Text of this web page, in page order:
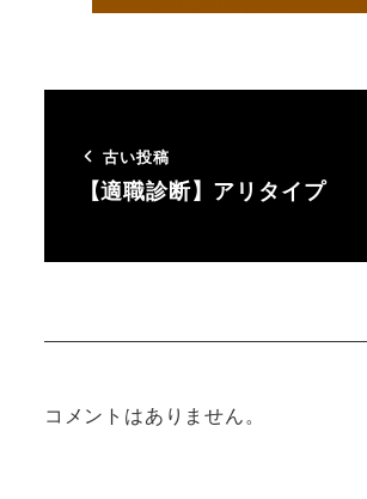
古い投稿
【適職診断】アリタイプ
コメントはありません。